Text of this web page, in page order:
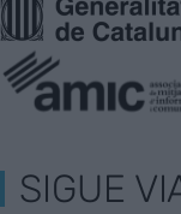
SIGUE